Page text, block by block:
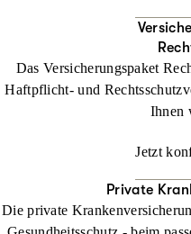
Das Versicherungspaket
Haftpflicht- und
Ihnen
Jetzt
Private
Die private